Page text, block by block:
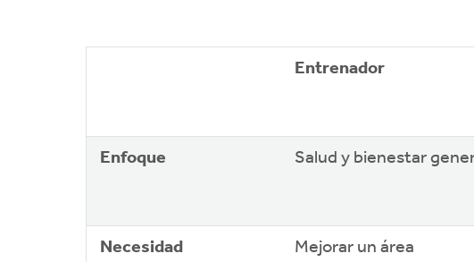
Entrenador
Enfoque Salud y bienestar
Necesidad
Mejorar un área